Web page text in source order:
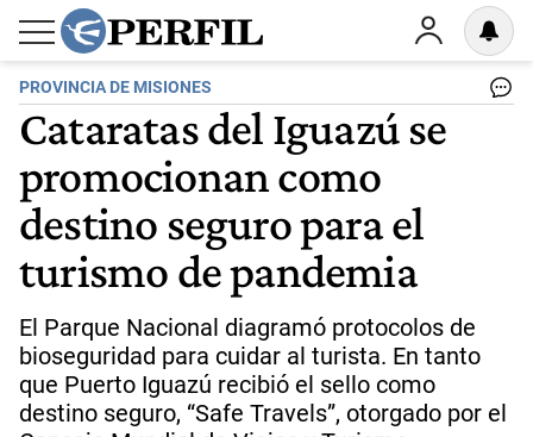
PROVINCIA DE MISIONES
Cataratas del Iguazú se
promocionan como
destino seguro para el
turismo de pandemia
El Parque Nacional diagramó protocolos de
bioseguridad para cuidar al turista. En tanto
que Puerto Iguazú recibió el sello como
destino seguro, “Safe Travels”, otorgado por el